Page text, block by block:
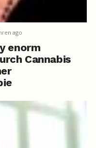
ago
enorm
Cannabis